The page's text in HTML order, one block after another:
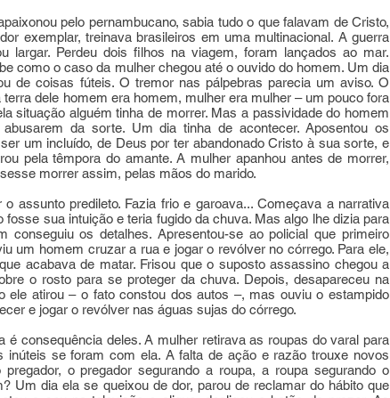
pelo pernambucano, sabia tudo o que falavam de Cristo,
exemplar, treinava brasileiros em uma multinacional. A guerra
largar. Perdeu dois filhos na viagem, foram lançados ao mar.
como o caso da mulher chegou até o ouvido do homem. Um dia
de coisas fúteis. O tremor nas pálpebras parecia um aviso. O
dele homem era homem, mulher era mulher – um pouco fora
situação alguém tinha de morrer. Mas a passividade do homem
da sorte. Um dia tinha de acontecer. Aposentou os
um incluído, de Deus por ter abandonado Cristo à sua sorte, e
pela têmpora do amante. A mulher apanhou antes de morrer,
morrer assim, pelas mãos do marido.
assunto predileto. Fazia frio e garoava... Começava a narrativa
sua intuição e teria fugido da chuva. Mas algo lhe dizia para
os detalhes. Apresentou-se ao policial que primeiro
um homem cruzar a rua e jogar o revólver no córrego. Para ele,
acabava de matar. Frisou que o suposto assassino chegou a
o rosto para se proteger da chuva. Depois, desapareceu na
ele atirou – o fato constou dos autos –, mas ouviu o estampido
e jogar o revólver nas águas sujas do córrego.
é consequência deles. A mulher retirava as roupas do varal para
inúteis se foram com ela. A falta de ação e razão trouxe novos
o pregador segurando a roupa, a roupa segurando o
Um dia ela se queixou de dor, parou de reclamar do hábito que